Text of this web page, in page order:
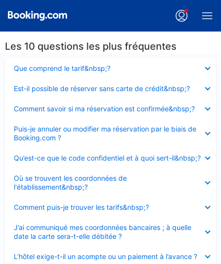
Les 10 questions les plus fréquentes
Que comprend le tarif&nbsp;?
fermé
Est-il possible de réserver sans carte de crédit&nbsp;?
fermé
Comment savoir si ma réservation est confirmée&nbsp;?
fermé
Puis-je annuler ou modifier ma réservation par le biais de
Booking.com ?
fermé
Qu’est-ce que le code confidentiel et à quoi sert-il&nbsp;?
fermé
Où se trouvent les coordonnées de
l'établissement&nbsp;?
fermé
Comment puis-je trouver les tarifs&nbsp;?
fermé
J’ai communiqué mes coordonnées bancaires ; à quelle
date la carte sera-t-elle débitée ?
fermé
L’hôtel exige-t-il un acompte ou un paiement à l’avance ?
fermé